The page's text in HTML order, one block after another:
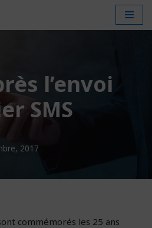
l’envoi
SMS
2017
commémorés les 25 ans